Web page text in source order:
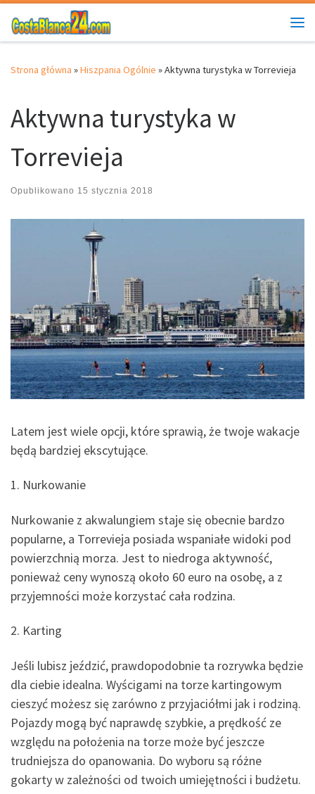
Przejdź do treści
Strona główna »Hiszpania Ogólnie »Aktywna turystyka w Torrevieja
Aktywna turystyka w
Torrevieja
Opublikowano 15 stycznia 2018
Latem jest wiele opcji, które sprawią, że twoje wakacje
będą bardziej ekscytujące.
1. Nurkowanie
Nurkowanie z akwalungiem staje się obecnie bardzo
popularne, a Torrevieja posiada wspaniałe widoki pod
powierzchnią morza. Jest to niedroga aktywność,
ponieważ ceny wynoszą około 60 euro na osobę, a z
przyjemności może korzystać cała rodzina.
2. Karting
Jeśli lubisz jeździć, prawdopodobnie ta rozrywka będzie
dla ciebie idealna. Wyścigami na torze kartingowym
cieszyć możesz się zarówno z przyjaciółmi jak i rodziną.
Pojazdy mogą być naprawdę szybkie, a prędkość ze
względu na położenia na torze może być jeszcze
trudniejsza do opanowania. Do wyboru są różne
gokarty w zależności od twoich umiejętności i budżetu.